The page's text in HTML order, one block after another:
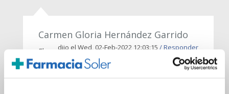
Carmen Gloria Hernández Garrido
dijo el Wed, 02-Feb-2022 12:03:15 / Responder
El
cobre y magnesio es bueno para la garganta?
Porque si no consigo el Bismuto que llevaba